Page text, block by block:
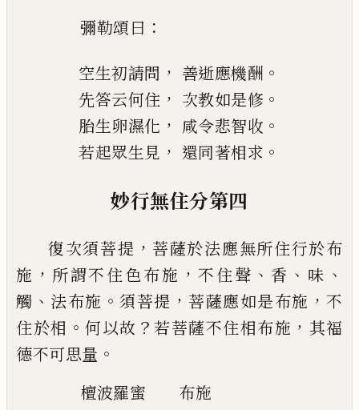
彌勒頌曰 ：
空生初請問 ， 善逝應機酬 。
先答云何住 ， 次教如是修 。
胎生卵濕化 ， 咸令悲智收 。
若起眾生見 ， 還同著相求 。
妙行無住分第四
復次須菩提 ， 菩薩於法應無所住行於布
施 ， 所謂不住色布施 ， 不住聲 、 香 、 味 、
觸 、 法布施 。 須菩提 ， 菩薩應如是布施 ， 不
住於相 。 何以故 ？ 若菩薩不住相布施 ， 其福
德不可思量 。
檀波羅蜜 布施